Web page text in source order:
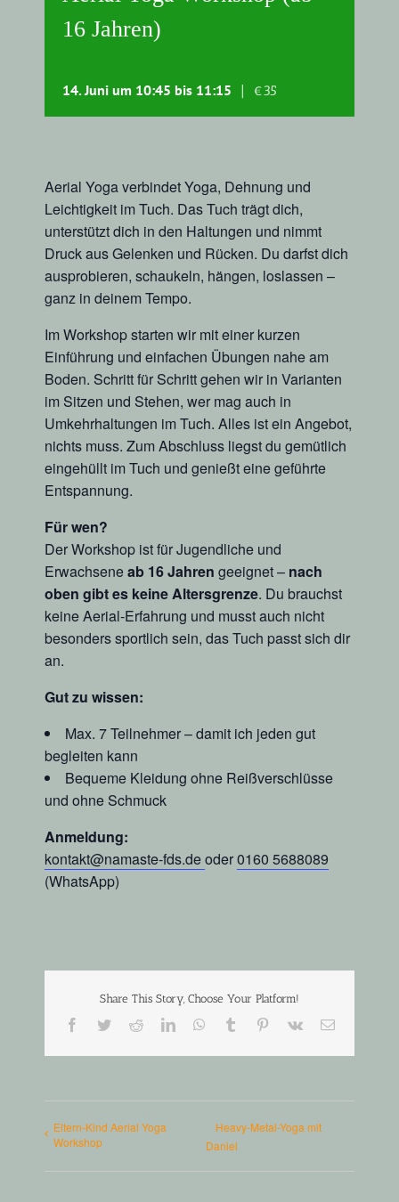
16 Jahren)
14. Juni um 10:45 bis 11:15 | €35
Aerial Yoga verbindet Yoga, Dehnung und
Leichtigkeit im Tuch. Das Tuch trägt dich,
unterstützt dich in den Haltungen und nimmt
Druck aus Gelenken und Rücken. Du darfst dich
ausprobieren, schaukeln, hängen, loslassen –
ganz in deinem Tempo.
Im Workshop starten wir mit einer kurzen
Einführung und einfachen Übungen nahe am
Boden. Schritt für Schritt gehen wir in Varianten
im Sitzen und Stehen, wer mag auch in
Umkehrhaltungen im Tuch. Alles ist ein Angebot,
nichts muss. Zum Abschluss liegst du gemütlich
eingehüllt im Tuch und genießt eine geführte
Entspannung.
Für wen?
Der Workshop ist für Jugendliche und
Erwachseneab 16 Jahren geeignet – nach
oben gibt es keine Altersgrenze. Du brauchst
keine Aerial-Erfahrung und musst auch nicht
besonders sportlich sein, das Tuch passt sich dir
an.
Gut zu wissen:
Max. 7 Teilnehmer – damit ich jeden gut
begleiten kann
Bequeme Kleidung ohne Reißverschlüsse
und ohne Schmuck
Anmeldung:
kontakt@namaste-fds.deoder0160 5688089
(WhatsApp)
Share This Story, Choose Your Platform!
Facebook
TwitterRedditLinkedInWhatsApp
Tumblr Pinterest
Vk
E-
Eltern-Kind Aerial Yoga
Workshop
Heavy-Metal-Yoga mit
Daniel